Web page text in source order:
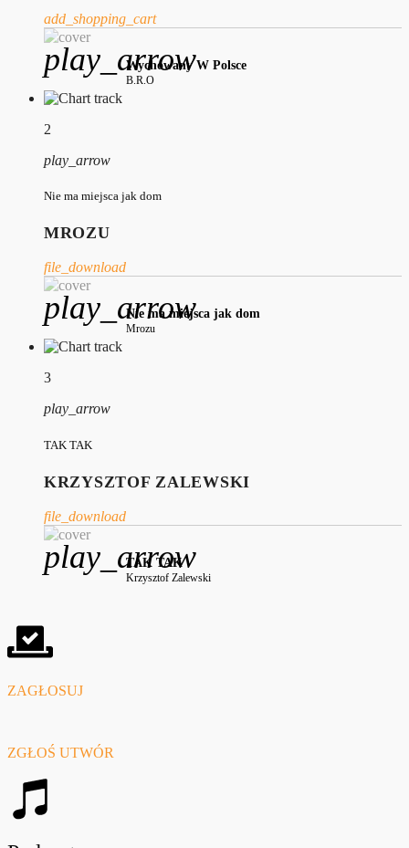
add_shopping_cart
play_arrow
Wychowany W Polsce
B.R.O
2
play_arrow
Nie ma miejsca jak dom
MROZU
file_download
play_arrow
Nie ma miejsca jak dom
Mrozu
3
play_arrow
TAK TAK
KRZYSZTOF ZALEWSKI
file_download
play_arrow
TAK TAK
Krzysztof Zalewski
ZAGŁOSUJ
ZGŁOŚ UTWÓR